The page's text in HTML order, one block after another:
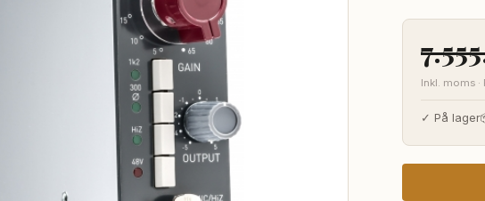
Inkl. moms
✓ På lager